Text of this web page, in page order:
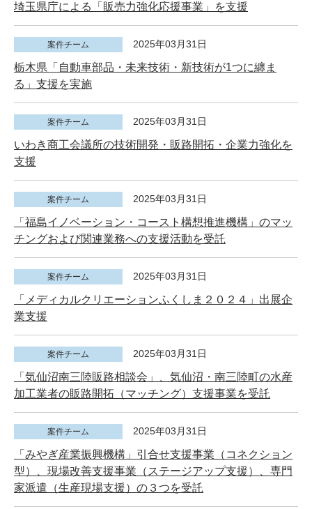
埼玉県庁による「販売力強化応援事業」を支援
案件チーム 2025年03月31日
栃木県「自動車部品・未来技術・新技術が1つに纏ま
る」支援を実施
案件チーム 2025年03月31日
いわき商工会議所の技術開発・販路開拓・企業力強化を
支援
案件チーム 2025年03月31日
「福島イノベーション・コースト構想推進機構」のマッ
チングおよび関連業務への支援活動を受託
案件チーム 2025年03月31日
「メディカルクリエーションふくしま２０２４」出展企
業支援
案件チーム 2025年03月31日
「気仙沼南三陸販路相談会」、気仙沼・南三陸町の水産
加工業者の販路開拓（マッチング）支援事業を受託
案件チーム 2025年03月31日
「みやぎ産業振興機構」引合せ支援事業（コネクション
型）、現場改善支援事業（ステージアップ支援）、専門
家派遣（生産現場支援）の３つを受託